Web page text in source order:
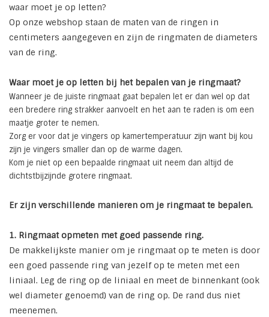
waar moet je op letten?
Op onze webshop staan de maten van de ringen in
centimeters aangegeven en zijn de ringmaten de diameters
van de ring.
Waar moet je op letten bij het bepalen van je ringmaat?
Wanneer je de juiste ringmaat gaat bepalen let er dan wel op dat
een bredere ring strakker aanvoelt en het aan te raden is om een
maatje groter te nemen.
Zorg er voor dat je vingers op kamertemperatuur zijn want bij kou
zijn je vingers smaller dan op de warme dagen.
Kom je niet op een bepaalde ringmaat uit neem dan altijd de
dichtstbijzijnde grotere ringmaat.
Er zijn verschillende manieren om je ringmaat te bepalen.
1. Ringmaat opmeten met goed passende ring.
De makkelijkste manier om je ringmaat op te meten is door
een goed passende ring van jezelf op te meten met een
liniaal. Leg de ring op de liniaal en meet de binnenkant (ook
wel diameter genoemd) van de ring op. De rand dus niet
meenemen.